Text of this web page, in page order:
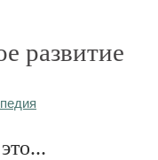
развитие